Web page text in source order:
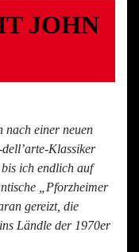
JOHN
nach einer neuen
Klassiker
ich endlich auf
„Pforzheimer
gereizt, die
Ländle der 1970er